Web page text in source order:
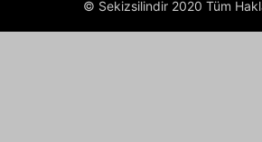
© Sekizsilindir 2020 Tüm